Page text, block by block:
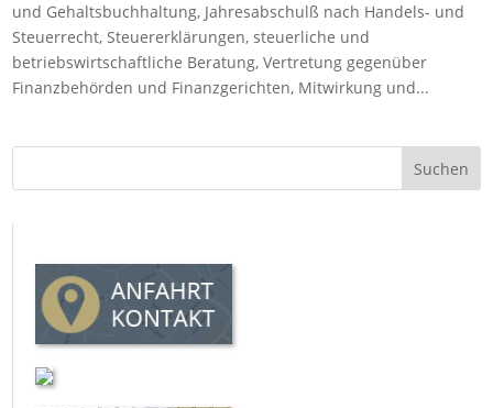
und Gehaltsbuchhaltung, Jahresabschulß nach Handels- und
Steuerrecht, Steuererklärungen, steuerliche und
betriebswirtschaftliche Beratung, Vertretung gegenüber
Finanzbehörden und Finanzgerichten, Mitwirkung und...